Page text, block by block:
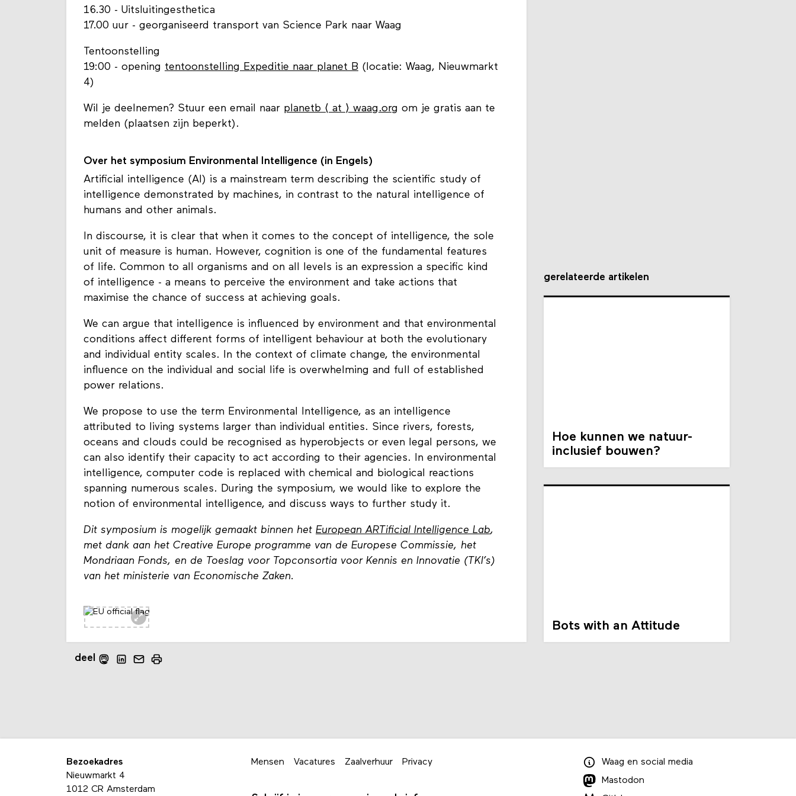
16.30 - Uitsluitingesthetica
17.00 uur - georganiseerd transport van Science Park naar Waag
Tentoonstelling
19:00 - opening tentoonstelling Expeditie naar planet B (locatie: Waag, Nieuwmarkt
4)
Wil je deelnemen? Stuur een email naar planetb ⟨ at ⟩ waag.org om je gratis aan te
melden (plaatsen zijn beperkt).
Over het symposium Environmental Intelligence (in Engels)
Artificial intelligence (AI) is a mainstream term describing the scientific study of
intelligence demonstrated by machines, in contrast to the natural intelligence of
humans and other animals.
In discourse, it is clear that when it comes to the concept of intelligence, the sole
unit of measure is human. However, cognition is one of the fundamental features
of life. Common to all organisms and on all levels is an expression a specific kind
of intelligence - a means to perceive the environment and take actions that
maximise the chance of success at achieving goals.
We can argue that intelligence is influenced by environment and that environmental
conditions affect different forms of intelligent behaviour at both the evolutionary
and individual entity scales. In the context of climate change, the environmental
influence on the individual and social life is overwhelming and full of established
power relations.
We propose to use the term Environmental Intelligence, as an intelligence
attributed to living systems larger than individual entities. Since rivers, forests,
oceans and clouds could be recognised as hyperobjects or even legal persons, we
can also identify their capacity to act according to their agencies. In environmental
intelligence, computer code is replaced with chemical and biological reactions
spanning numerous scales. During the symposium, we would like to explore the
notion of environmental intelligence, and discuss ways to further study it.
Dit symposium is mogelijk gemaakt binnen het European ARTificial Intelligence Lab,
met dank aan het Creative Europe programme van de Europese Commissie, het
Mondriaan Fonds, en de Toeslag voor Topconsortia voor Kennis en Innovatie (TKI’s)
van het ministerie van Economische Zaken.
deel
gerelateerde artikelen
Hoe kunnen we natuur-
inclusief bouwen?
Bots with an Attitude
Bezoekadres
Nieuwmarkt 4
1012 CR Amsterdam
Mensen Vacatures Zaalverhuur Privacy Waag en social media
Mastodon